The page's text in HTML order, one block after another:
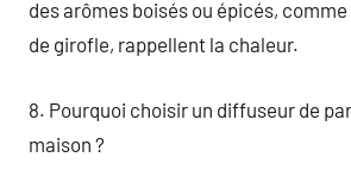
des arômes boisés ou épicés,
de girofle, rappellent la chaleur.
8. Pourquoi choisir un diffuseur de
maison ?